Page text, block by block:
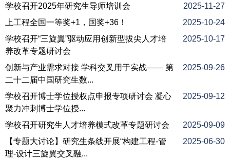
学校召开2025年研究生导师培训会
2025-11-27
上工程全国一等奖+1，国奖+36！
2025-10-24
学校召开“三旋翼”驱动应用创新型拔尖人才培
养改革专题研讨会
2025-10-17
创新与产业需求对接 学科交叉用于实战—— 第
二十二届中国研究生数...
2025-09-26
学校召开博士学位授权点申报专项研讨会 凝心
聚力冲刺博士学位授...
2025-09-12
学校召开研究生人才培养模式改革专题研讨会
2025-09-09
【专题大讨论】研究生条线开展“构建工程-管
理-设计三旋翼交叉融...
2025-06-30